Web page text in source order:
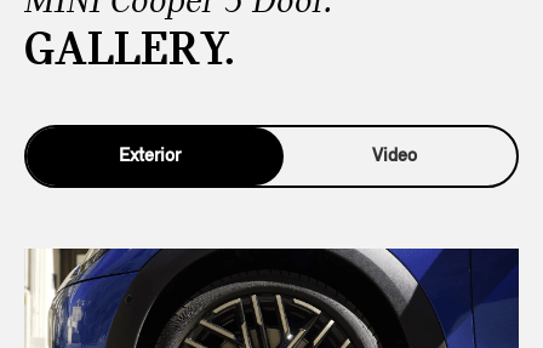
GALLERY.
Exterior Video